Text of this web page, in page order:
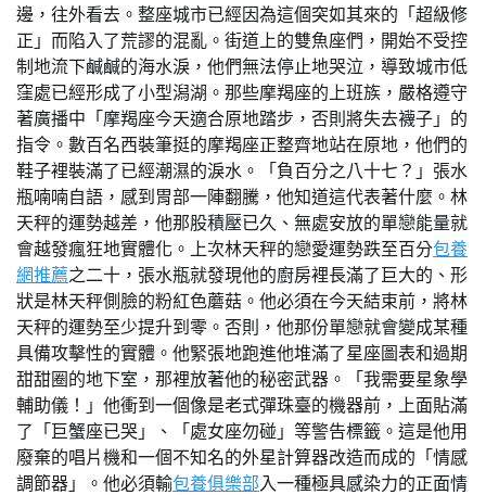
邊，往外看去。整座城市已經因為這個突如其來的「超級修
正」而陷入了荒謬的混亂。街道上的雙魚座們，開始不受控
制地流下鹹鹹的海水淚，他們無法停止地哭泣，導致城市低
窪處已經形成了小型潟湖。那些摩羯座的上班族，嚴格遵守
著廣播中「摩羯座今天適合原地踏步，否則將失去襪子」的
指令。數百名西裝筆挺的摩羯座正整齊地站在原地，他們的
鞋子裡裝滿了已經潮濕的淚水。「負百分之八十七？」張水
瓶喃喃自語，感到胃部一陣翻騰，他知道這代表著什麼。林
天秤的運勢越差，他那股積壓已久、無處安放的單戀能量就
會越發瘋狂地實體化。上次林天秤的戀愛運勢跌至百分包養
網推薦之二十，張水瓶就發現他的廚房裡長滿了巨大的、形
狀是林天秤側臉的粉紅色蘑菇。他必須在今天結束前，將林
天秤的運勢至少提升到零。否則，他那份單戀就會變成某種
具備攻擊性的實體。他緊張地跑進他堆滿了星座圖表和過期
甜甜圈的地下室，那裡放著他的秘密武器。「我需要星象學
輔助儀！」他衝到一個像是老式彈珠臺的機器前，上面貼滿
了「巨蟹座已哭」、「處女座勿碰」等警告標籤。這是他用
廢棄的唱片機和一個不知名的外星計算器改造而成的「情感
調節器」。他必須輸包養俱樂部 入一種極具感染力的正面情